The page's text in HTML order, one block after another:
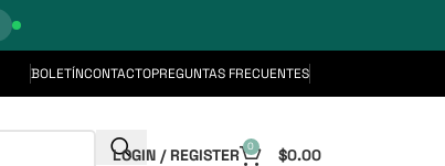
BOLETÍNCONTACTOPREGUNTAS FRECUENTES
LOGIN / REGISTER 0 $0.00